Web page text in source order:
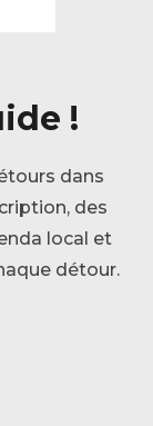
!
dans
des
local et
détour.